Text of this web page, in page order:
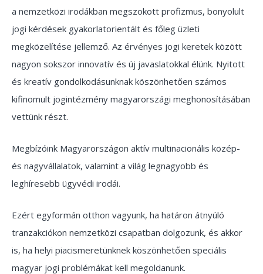
a nemzetközi irodákban megszokott profizmus, bonyolult
jogi kérdések gyakorlatorientált és főleg üzleti
megközelítése jellemző. Az érvényes jogi keretek között
nagyon sokszor innovatív és új javaslatokkal élünk. Nyitott
és kreatív gondolkodásunknak köszönhetően számos
kifinomult jogintézmény magyarországi meghonosításában
vettünk részt.
Megbízóink Magyarországon aktív multinacionális közép-
és nagyvállalatok, valamint a világ legnagyobb és
leghíresebb ügyvédi irodái.
Ezért egyformán otthon vagyunk, ha határon átnyúló
tranzakciókon nemzetközi csapatban dolgozunk, és akkor
is, ha helyi piacismeretünknek köszönhetően speciális
magyar jogi problémákat kell megoldanunk.